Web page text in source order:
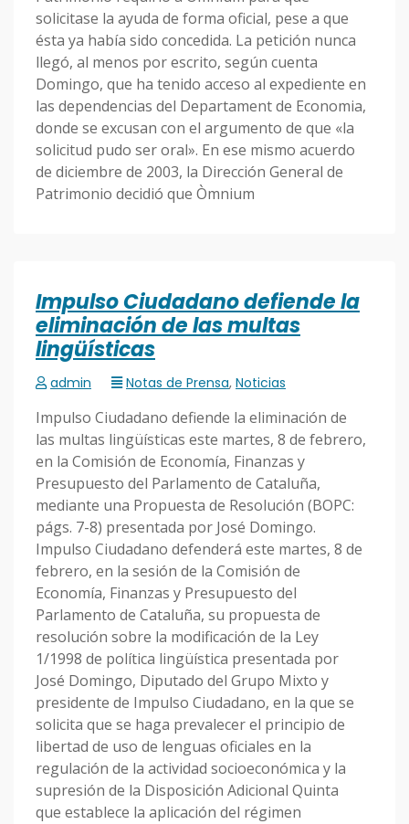
solicitase la ayuda de forma oficial, pese a que
ésta ya había sido concedida. La petición nunca
llegó, al menos por escrito, según cuenta
Domingo, que ha tenido acceso al expediente en
las dependencias del Departament de Economia,
donde se excusan con el argumento de que «la
solicitud pudo ser oral». En ese mismo acuerdo
de diciembre de 2003, la Dirección General de
Patrimonio decidió que Òmnium
Impulso Ciudadano defiende la
eliminación de las multas
lingüísticas
admin Notas de Prensa, Noticias
Impulso Ciudadano defiende la eliminación de
las multas lingüísticas este martes, 8 de febrero,
en la Comisión de Economía, Finanzas y
Presupuesto del Parlamento de Cataluña,
mediante una Propuesta de Resolución (BOPC:
págs. 7-8) presentada por José Domingo.
Impulso Ciudadano defenderá este martes, 8 de
febrero, en la sesión de la Comisión de
Economía, Finanzas y Presupuesto del
Parlamento de Cataluña, su propuesta de
resolución sobre la modificación de la Ley
1/1998 de política lingüística presentada por
José Domingo, Diputado del Grupo Mixto y
presidente de Impulso Ciudadano, en la que se
solicita que se haga prevalecer el principio de
libertad de uso de lenguas oficiales en la
regulación de la actividad so­cioeconómica y la
supresión de la Disposición Adicional Quinta
que establece la aplicación del régimen